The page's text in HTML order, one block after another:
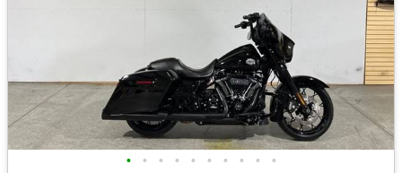
• • • • • • • • • •